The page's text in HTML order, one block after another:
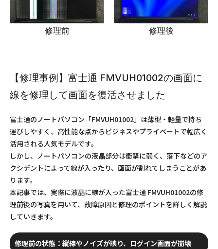
修理前 修理後
【修理事例】富士通 FMVUH01002の画面に
線を修理して画面を復活させました
富士通のノートパソコン「FMVUH01002」は薄型・軽量で持ち
運びしやすく、高性能な点からビジネスやプライベートで幅広く
活用される人気モデルです。
しかし、ノートパソコンの液晶部分は衝撃に弱く、落下などのア
クシデントによって線が入ったり、画面が割れてしまうことがあ
ります。
本記事では、実際に液晶に線が入った富士通 FMVUH01002の修
理前後の写真を用いて、故障原因と修理のポイントを詳しく解説
していきます。
修理前の状態：縦線やノイズが映り、ログイン画面が崩壊